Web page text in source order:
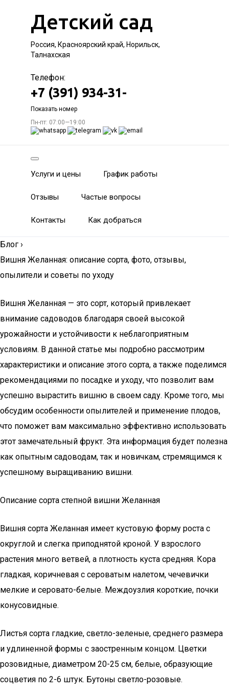
Детский сад
Россия, Красноярский край, Норильск,
Талнахская
Телефон:
+7 (391) 934-31-
Показать номер
Пн-пт: 07:00—19:00
Услуги и цены График работы
Отзывы Частые вопросы
Контакты Как добраться
Блог ›
Вишня Желанная: описание сорта, фото, отзывы,
опылители и советы по уходу
Вишня Желанная — это сорт, который привлекает
внимание садоводов благодаря своей высокой
урожайности и устойчивости к неблагоприятным
условиям. В данной статье мы подробно рассмотрим
характеристики и описание этого сорта, а также поделимся
рекомендациями по посадке и уходу, что позволит вам
успешно вырастить вишню в своем саду. Кроме того, мы
обсудим особенности опылителей и применение плодов,
что поможет вам максимально эффективно использовать
этот замечательный фрукт. Эта информация будет полезна
как опытным садоводам, так и новичкам, стремящимся к
успешному выращиванию вишни.
Описание сорта степной вишни Желанная
Вишня сорта Желанная имеет кустовую форму роста с
округлой и слегка приподнятой кроной. У взрослого
растения много ветвей, а плотность куста средняя. Кора
гладкая, коричневая с сероватым налетом, чечевички
мелкие и серовато-белые. Междоузлия короткие, почки
конусовидные.
Листья сорта гладкие, светло-зеленые, среднего размера
и удлиненной формы с заостренным концом. Цветки
розовидные, диаметром 20-25 см, белые, образующие
соцветия по 2-6 штук. Бутоны светло-розовые.